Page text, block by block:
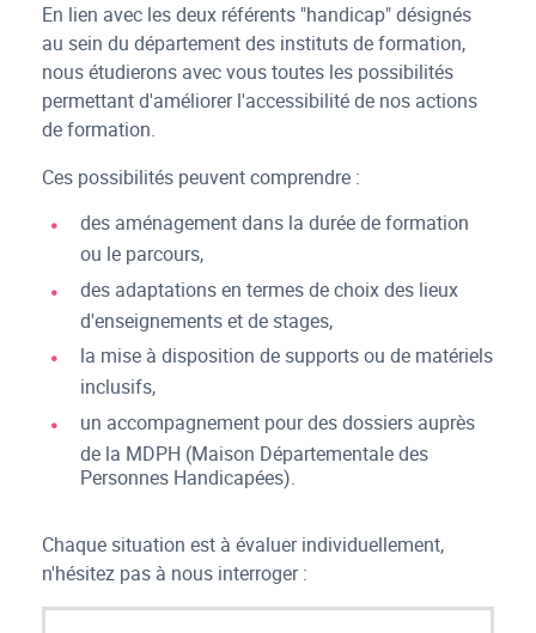
En lien avec les deux référents "handicap" désignés
au sein du département des instituts de formation,
nous étudierons avec vous toutes les possibilités
permettant d'améliorer l'accessibilité de nos actions
de formation.
Ces possibilités peuvent comprendre :
des aménagement dans la durée de formation
ou le parcours,
des adaptations en termes de choix des lieux
d'enseignements et de stages,
la mise à disposition de supports ou de matériels
inclusifs,
un accompagnement pour des dossiers auprès
de la MDPH (Maison Départementale des
Personnes Handicapées).
Chaque situation est à évaluer individuellement,
n'hésitez pas à nous interroger :